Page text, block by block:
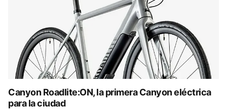
Canyon Roadlite:ON, la primera Canyon eléctrica
para la ciudad